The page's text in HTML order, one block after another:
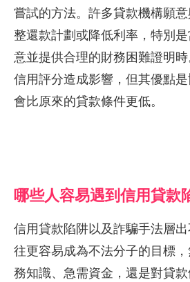
嘗試的方法。許多貸款機構願
整還款計劃或降低利率，特別
意並提供合理的財務困難證明
信用評分造成影響，但其優點
會比原來的貸款條件更低。
哪些人容易遇到信用貸款
信用貸款陷阱以及詐騙手法層
往更容易成為不法分子的目標
務知識、急需資金，還是對貸